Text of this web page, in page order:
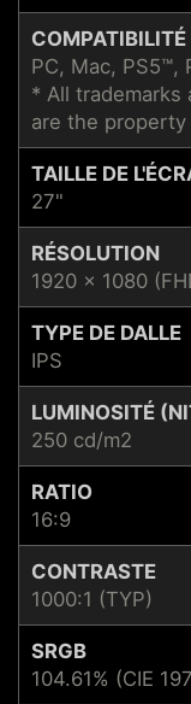
COMPATIBILITÉ
PC, Mac, PS5™,
* All trademarks
are the
TAILLE DE
27"
RÉSOLUTION
1920 x 1080
TYPE DE DALLE
IPS
LUMINOSITÉ
250 cd/m2
RATIO
16:9
CONTRASTE
1000:1 (TYP)
SRGB
104.61% (CIE